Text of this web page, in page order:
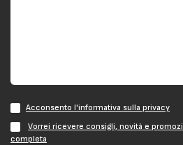
Acconsento l'informativa sulla privacy
Vorrei ricevere consigli, novità e
completa